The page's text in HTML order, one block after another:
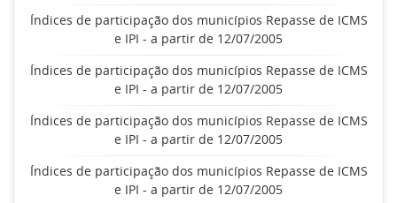
Índices de participação dos municípios Repasse de ICMS
e IPI - a partir de 12/07/2005
Índices de participação dos municípios Repasse de ICMS
e IPI - a partir de 12/07/2005
Índices de participação dos municípios Repasse de ICMS
e IPI - a partir de 12/07/2005
Índices de participação dos municípios Repasse de ICMS
e IPI - a partir de 12/07/2005